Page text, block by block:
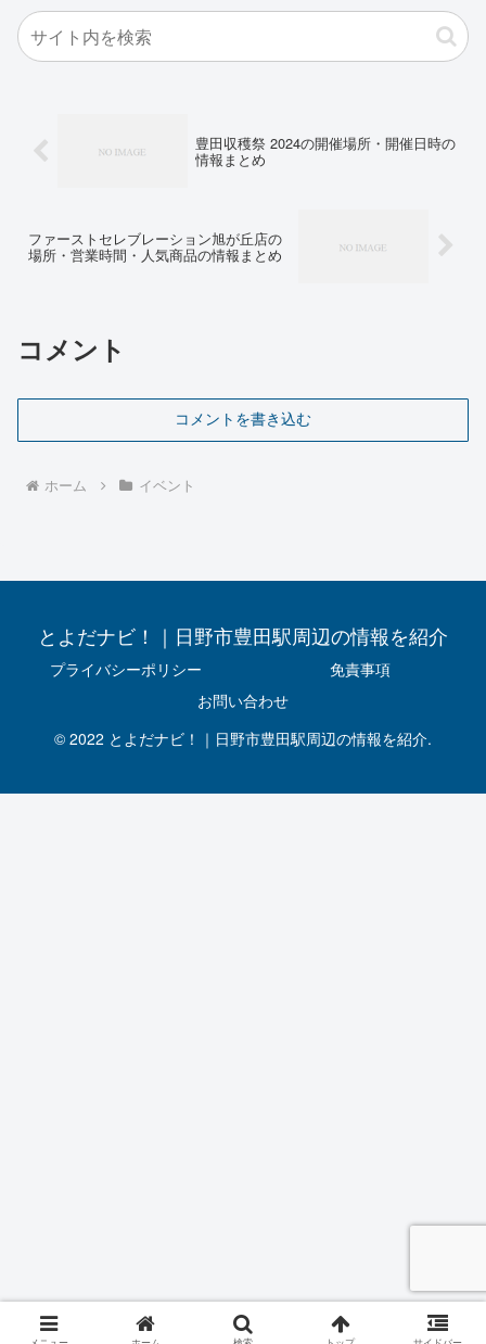
豊田収穫祭 2024の開催場所・開催日時の
情報まとめ
ファーストセレブレーション旭が丘店の
場所・営業時間・人気商品の情報まとめ
コメント
コメントを書き込む
ホーム イベント
とよだナビ！｜日野市豊田駅周辺の情報を紹介
プライバシーポリシー
免責事項
お問い合わせ
© 2022 とよだナビ！｜日野市豊田駅周辺の情報を紹介.